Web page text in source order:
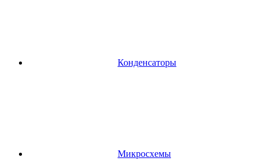
Конденсаторы
Микросхемы